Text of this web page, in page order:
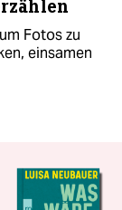
Fotos zu
einsamen